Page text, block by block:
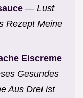
— Lust
Rezept Meine
Eiscreme
Gesundes
Aus Drei ist